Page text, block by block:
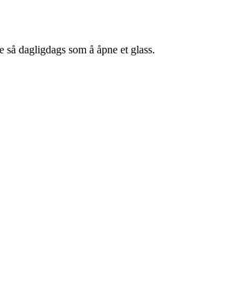
dagligdags som å åpne et glass.